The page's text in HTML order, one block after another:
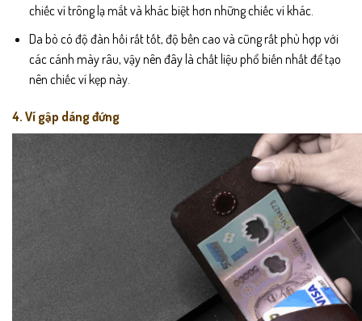
chiếc ví trông lạ mắt và khác biệt hơn những chiếc ví khác.
Da bò có độ đàn hồi rất tốt, độ bền cao và cũng rất phù hợp với
các cánh mày râu, vậy nên đây là chất liệu phổ biến nhất để tạo
nên chiếc ví kẹp này.
4. Ví gập dáng đứng